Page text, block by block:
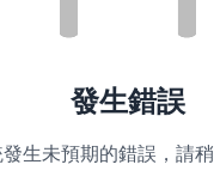
發生錯誤
生未預期的錯誤，請稍